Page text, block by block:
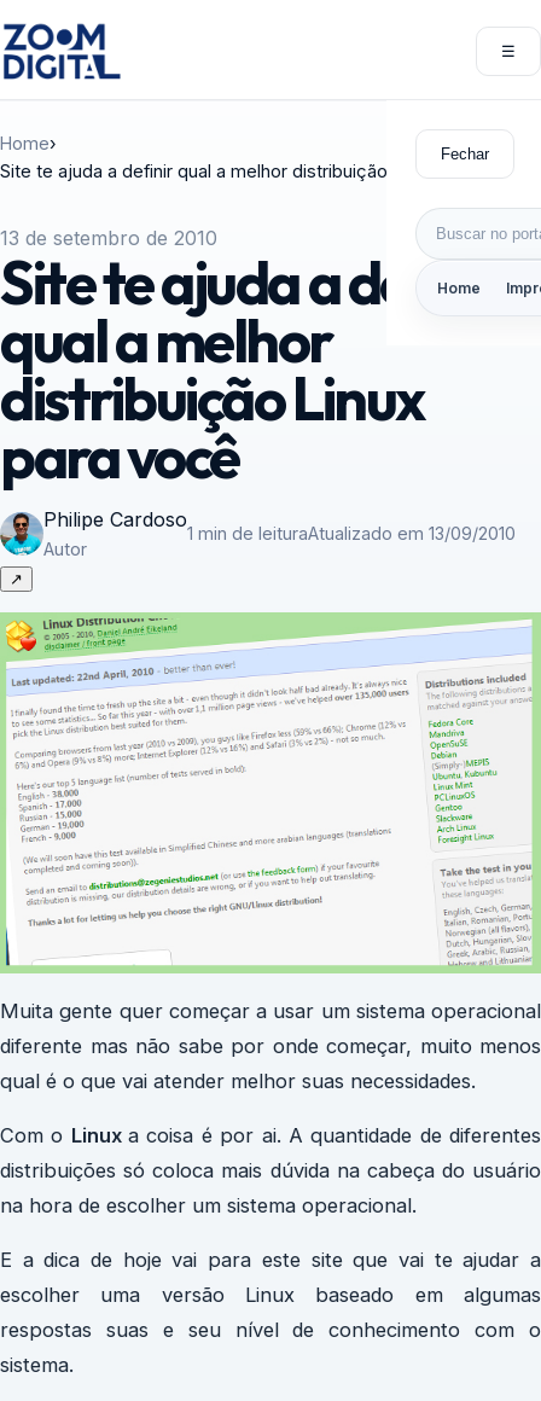
☰
Fechar
Buscar por:
Home
Home›
Site te ajuda a definir qual a melhor distribuição Linux para você
13 de setembro de 2010
Site te ajuda a definir
qual a melhor
distribuição Linux
para você
Philipe Cardoso
Autor
1 min de leituraAtualizado em 13/09/2010
↗
Muita gente quer começar a usar um sistema operacional
diferente mas não sabe por onde começar, muito menos
qual é o que vai atender melhor suas necessidades.
Com o Linuxa coisa é por ai. A quantidade de diferentes
distribuições só coloca mais dúvida na cabeça do usuário
na hora de escolher um sistema operacional.
E a dica de hoje vai para este site que vai te ajudar a
escolher uma versão Linux baseado em algumas
respostas suas e seu nível de conhecimento com o
sistema.